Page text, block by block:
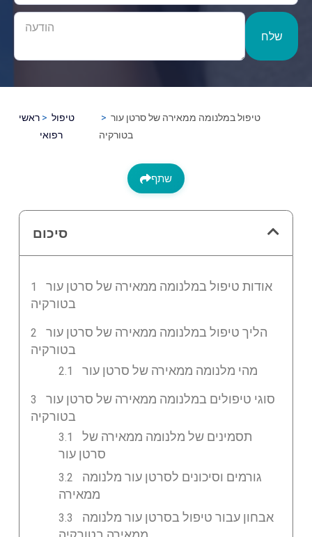
שלח
ראשי
טיפול
רפואי
בטורקיה
שתף
סיכום
אודות טיפול במלנומה ממאירה של סרטן עור
בטורקיה
הליך טיפול במלנומה ממאירה של סרטן עור
בטורקיה
מהי מלנומה ממאירה של סרטן עור
סוגי טיפולים במלנומה ממאירה של סרטן עור
בטורקיה
תסמינים של מלנומה ממאירה של
סרטן עור
גורמים וסיכונים לסרטן עור מלנומה
ממאירה
אבחון עבור טיפול בסרטן עור מלנומה